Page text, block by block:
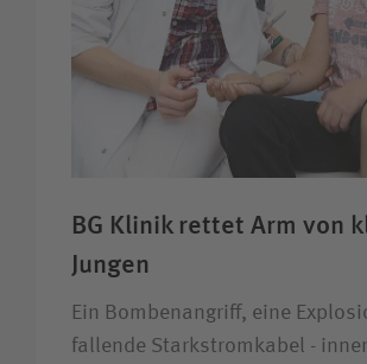
BG Klinik rettet Arm von
Jungen
Ein Bombenangriff, eine
fallende Starkstromkabel -